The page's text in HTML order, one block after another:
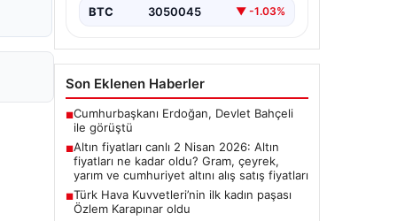
BTC 3050045 ▼ -1.03%
Son Eklenen Haberler
■Cumhurbaşkanı Erdoğan, Devlet Bahçeli
ile görüştü
■Altın fiyatları canlı 2 Nisan 2026: Altın
fiyatları ne kadar oldu? Gram, çeyrek,
yarım ve cumhuriyet altını alış satış fiyatları
■Türk Hava Kuvvetleri’nin ilk kadın paşası
Özlem Karapınar oldu